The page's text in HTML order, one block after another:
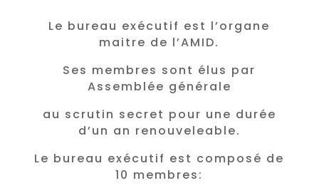
Le bureau exécutif est l’organe
maitre de l’AMID.
Ses membres sont élus par
Assemblée générale
au scrutin secret pour une durée
d’un an renouveleable.
Le bureau exécutif est composé de
10 membres: